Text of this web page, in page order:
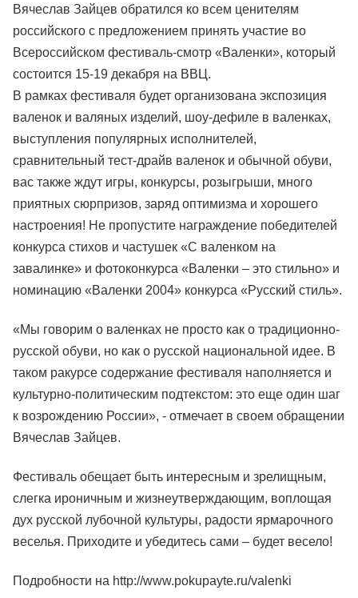
Вячеслав Зайцев обратился ко всем ценителям
российского с предложением принять участие во
Всероссийском фестиваль-смотр «Валенки», который
состоится 15-19 декабря на ВВЦ.
В рамках фестиваля будет организована экспозиция
валенок и валяных изделий, шоу-дефиле в валенках,
выступления популярных исполнителей,
сравнительный тест-драйв валенок и обычной обуви,
вас также ждут игры, конкурсы, розыгрыши, много
приятных сюрпризов, заряд оптимизма и хорошего
настроения! Не пропустите награждение победителей
конкурса стихов и частушек «С валенком на
завалинке» и фотоконкурса «Валенки – это стильно» и
номинацию «Валенки 2004» конкурса «Русский стиль».
«Мы говорим о валенках не просто как о традиционно-
русской обуви, но как о русской национальной идее. В
таком ракурсе содержание фестиваля наполняется и
культурно-политическим подтекстом: это еще один шаг
к возрождению России», - отмечает в своем обращении
Вячеслав Зайцев.
Фестиваль обещает быть интересным и зрелищным,
слегка ироничным и жизнеутверждающим, воплощая
дух русской лубочной культуры, радости ярмарочного
веселья. Приходите и убедитесь сами – будет весело!
Подробности на http://www.pokupayte.ru/valenki